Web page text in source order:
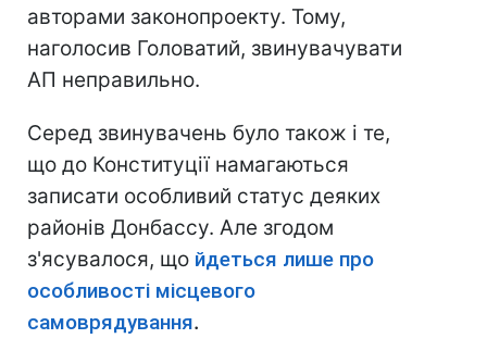
авторами законопроекту. Тому,
наголосив Головатий, звинувачувати
АП неправильно.
Серед звинувачень було також і те,
що до Конституції намагаються
записати особливий статус деяких
районів Донбассу. Але згодом
з'ясувалося, що йдеться лише про
особливості місцевого
самоврядування.